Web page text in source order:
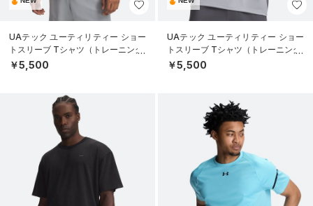
UAテック ユーティリティー ショー
トスリーブ Tシャツ（トレーニング/
MEN）
￥5,500
UAテック ユーティリティー ショー
トスリーブ Tシャツ（トレーニング/
MEN）
￥5,500